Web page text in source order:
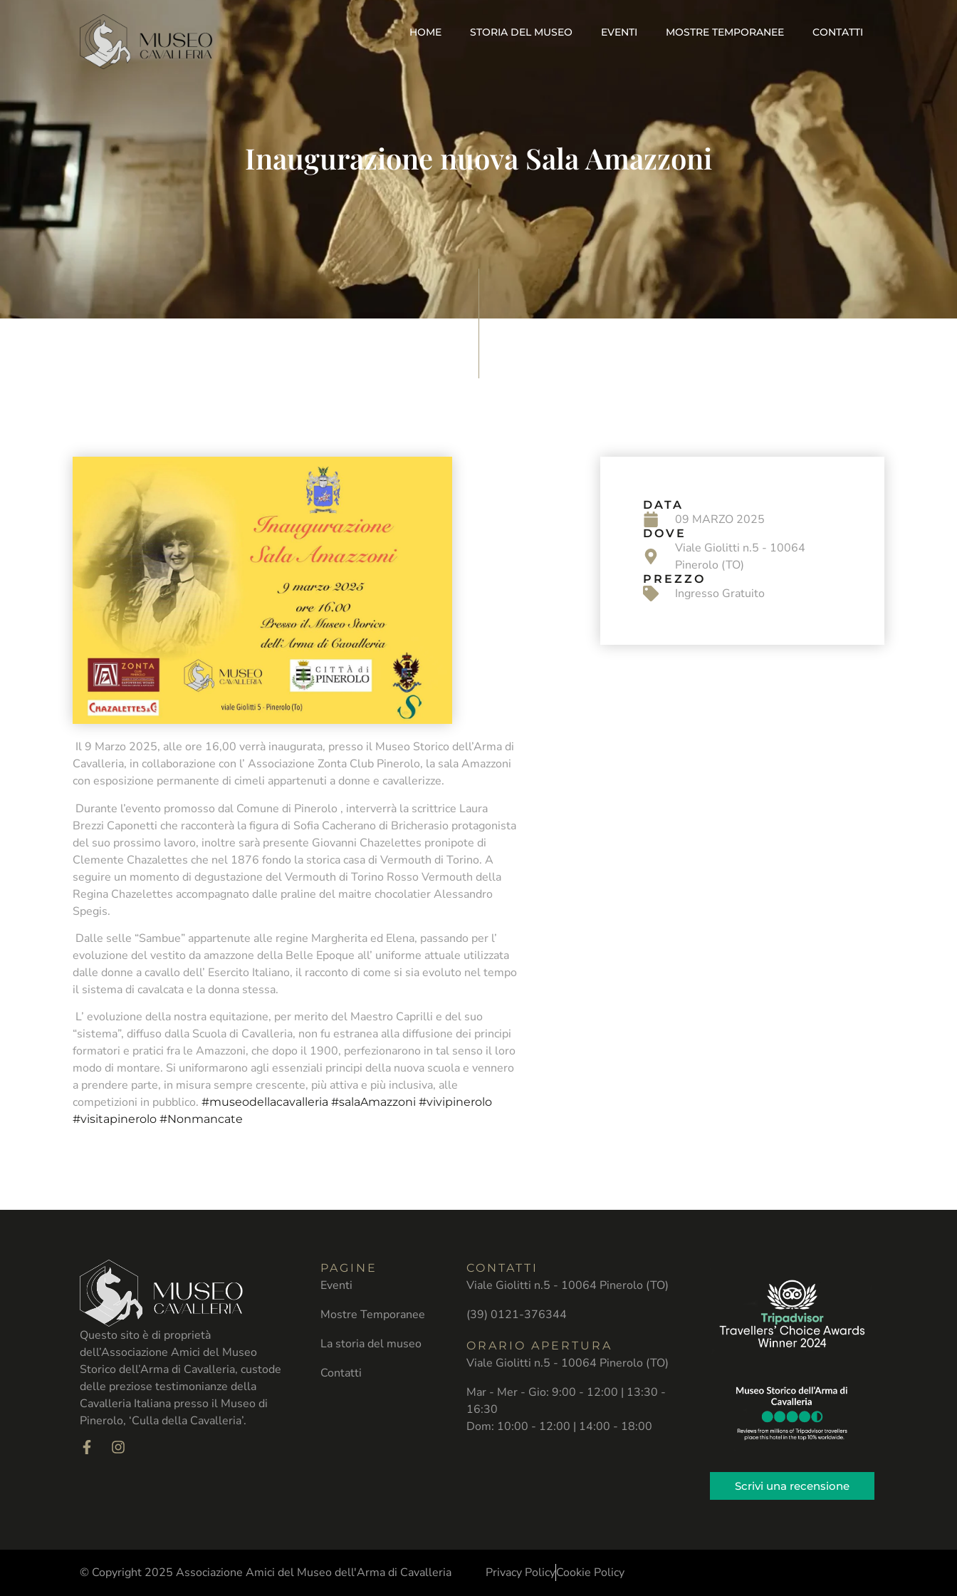
HOME STORIA DEL MUSEO EVENTI MOSTRE TEMPORANEE CONTATTI
Inaugurazione nuova Sala Amazzoni
Il 9 Marzo 2025, alle ore 16,00 verrà inaugurata, presso il Museo Storico dell’Arma di
Cavalleria, in collaborazione con l’ Associazione Zonta Club Pinerolo, la sala Amazzoni
con esposizione permanente di cimeli appartenuti a donne e cavallerizze.
Durante l’evento promosso dal Comune di Pinerolo , interverrà la scrittrice Laura
Brezzi Caponetti che racconterà la figura di Sofia Cacherano di Bricherasio protagonista
del suo prossimo lavoro, inoltre sarà presente Giovanni Chazelettes pronipote di
Clemente Chazalettes che nel 1876 fondo la storica casa di Vermouth di Torino. A
seguire un momento di degustazione del Vermouth di Torino Rosso Vermouth della
Regina Chazelettes accompagnato dalle praline del maitre chocolatier Alessandro
Spegis.
Dalle selle “Sambue” appartenute alle regine Margherita ed Elena, passando per l’
evoluzione del vestito da amazzone della Belle Epoque all’ uniforme attuale utilizzata
dalle donne a cavallo dell’ Esercito Italiano, il racconto di come si sia evoluto nel tempo
il sistema di cavalcata e la donna stessa.
L’ evoluzione della nostra equitazione, per merito del Maestro Caprilli e del suo
“sistema”, diffuso dalla Scuola di Cavalleria, non fu estranea alla diffusione dei principi
formatori e pratici fra le Amazzoni, che dopo il 1900, perfezionarono in tal senso il loro
modo di montare. Si uniformarono agli essenziali principi della nuova scuola e vennero
a prendere parte, in misura sempre crescente, più attiva e più inclusiva, alle
competizioni in pubblico. #museodellacavalleria #salaAmazzoni #vivipinerolo
#visitapinerolo #Nonmancate
DATA
09 MARZO 2025
DOVE
Viale Giolitti n.5 - 10064
Pinerolo (TO)
PREZZO
Ingresso Gratuito
Questo sito è di proprietà
dell’Associazione Amici del Museo
Storico dell’Arma di Cavalleria, custode
delle preziose testimonianze della
Cavalleria Italiana presso il Museo di
Pinerolo, ‘Culla della Cavalleria’.
PAGINE
Eventi
Mostre Temporanee
La storia del museo
Contatti
CONTATTI
Viale Giolitti n.5 - 10064 Pinerolo (TO)
(39) 0121-376344
ORARIO APERTURA
Viale Giolitti n.5 - 10064 Pinerolo (TO)
Mar - Mer - Gio: 9:00 - 12:00 | 13:30 -
16:30
Dom: 10:00 - 12:00 | 14:00 - 18:00
Scrivi una recensione
© Copyright 2025 Associazione Amici del Museo dell'Arma di Cavalleria Privacy PolicyCookie Policy